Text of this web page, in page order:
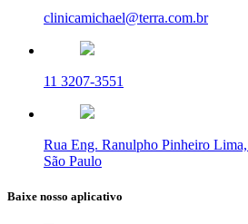
clinicamichael@terra.com.br
11 3207-3551
Rua Eng. Ranulpho Pinheiro
São Paulo
Baixe nosso aplicativo